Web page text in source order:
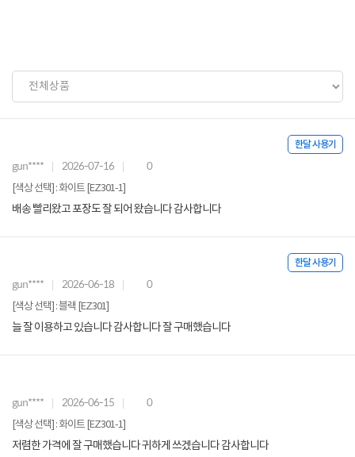
한달 사용기
gun**** 2026-07-16 0
[색상 선택] : 화이트 [EZ301-1]
배송 빨리왔고 포장도 잘 되어 왔습니다 감사합니다
한달 사용기
gun**** 2026-06-18 0
[색상 선택] : 블랙 [EZ301]
늘 잘 이용하고 있습니다 감사합니다 잘 구매했습니다
gun**** 2026-06-15 0
[색상 선택] : 화이트 [EZ301-1]
저렴한 가격에 잘 구매했습니다 귀하게 쓰겠습니다 감사합니다